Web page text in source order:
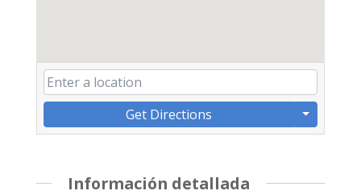
Get Directions
Información detallada